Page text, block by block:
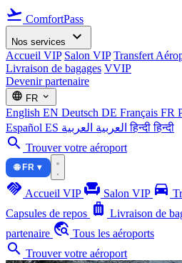
flight_takeoff ComfortPass
Nos services expand_more
Accueil VIP Salon VIP Transfert
Livraison de bagages VVIP
Devenir partenaire
language FR expand_more
English EN Deutsch DE Français FR
Español ES العربية العربية हिन्दीहिन्दी
search Trouver votre aéroport
🌐 FR ▾
handshake Accueil VIP chair Salon VIP directions_car
Capsules de repos luggage Livraison de
partenaire travel_explore Tous les aéroports
search Trouver votre aéroport